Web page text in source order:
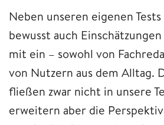
Neben unseren eigenen
bewusst auch
mit ein – sowohl von
von Nutzern aus dem Alltag.
fließen zwar nicht in unsere
erweitern aber die